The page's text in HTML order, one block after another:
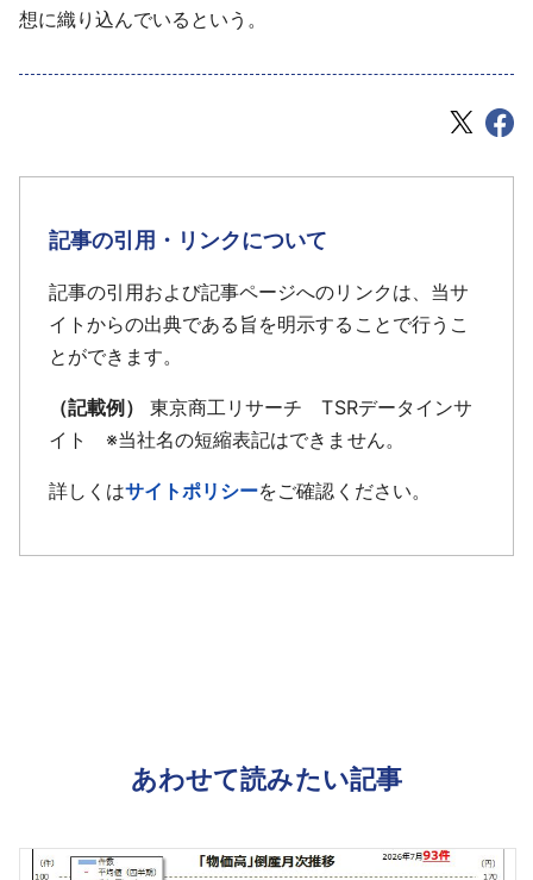
想に織り込んでいるという。
記事の引用・リンクについて
記事の引用および記事ページへのリンクは、当サ
イトからの出典である旨を明示することで行うこ
とができます。
（記載例）
東京商工リサーチ TSRデータインサ
イト ※当社名の短縮表記はできません。
詳しくはサイトポリシーをご確認ください。
あわせて読みたい記事